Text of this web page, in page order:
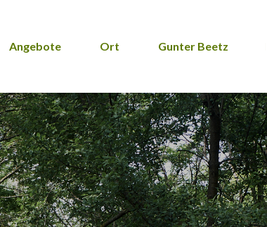
Angebote Ort Gunter Beetz